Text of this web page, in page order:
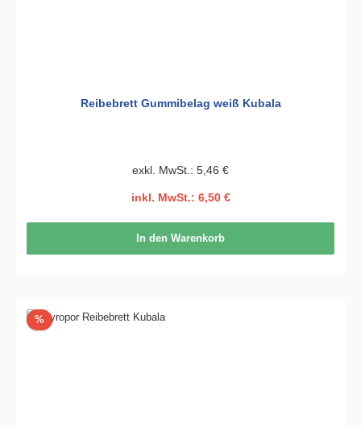
Reibebrett Gummibelag weiß Kubala
exkl. MwSt.: 5,46 €
inkl. MwSt.: 6,50 €
In den Warenkorb
%Rabatt